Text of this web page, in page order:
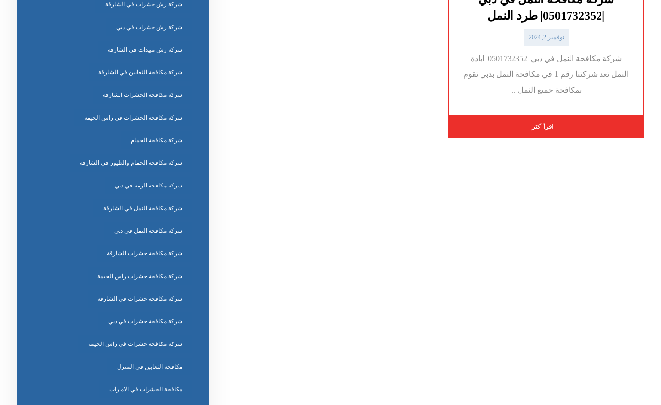
نوفمبر 2, 2024
شركة مكافحة النمل في دبي |0501732352| ابادة
النمل تعد شركتنا رقم 1 في مكافحة النمل بدبي تقوم
بمكافحة جميع النمل ...
اقرأ أكثر
شركة رش حشرات في الشارقة
شركة رش حشرات في دبي
شركة رش مبيدات في الشارقة
شركة مكافحة الثعابين في الشارقة
شركة مكافحة الحشرات الشارقة
شركة مكافحة الحشرات في راس الخيمة
شركة مكافحة الحمام
شركة مكافحة الحمام والطيور في الشارقة
شركة مكافحة الرمة في دبي
شركة مكافحة النمل في الشارقة
شركة مكافحة النمل في دبي
شركة مكافحة حشرات الشارقة
شركة مكافحة حشرات راس الخيمة
شركة مكافحة حشرات في الشارقة
شركة مكافحة حشرات في دبي
شركة مكافحة حشرات في راس الخيمة
مكافحة الثعابين في المنزل
مكافحة الحشرات في الامارات